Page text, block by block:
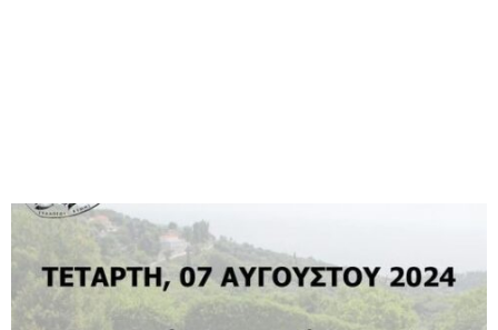
U